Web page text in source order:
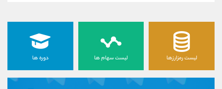
لیست رمزارزها لیست سهام ها دوره ها